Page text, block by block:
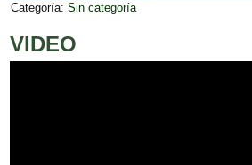
Categoría:Sin categoría
VIDEO